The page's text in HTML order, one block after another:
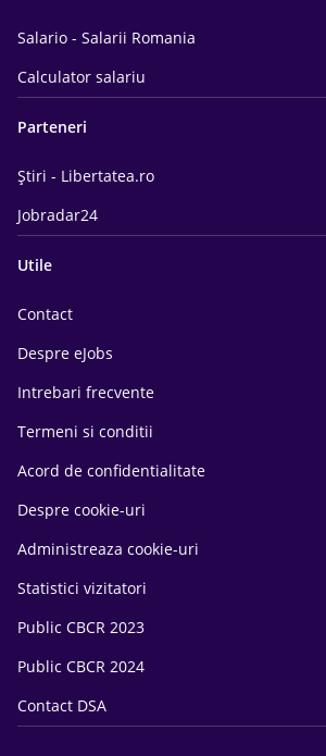
Salario - Salarii Romania
Calculator salariu
Parteneri
Știri - Libertatea.ro
Jobradar24
Utile
Contact
Despre eJobs
Intrebari frecvente
Termeni si conditii
Acord de confidentialitate
Despre cookie-uri
Administreaza cookie-uri
Statistici vizitatori
Public CBCR 2023
Public CBCR 2024
Contact DSA